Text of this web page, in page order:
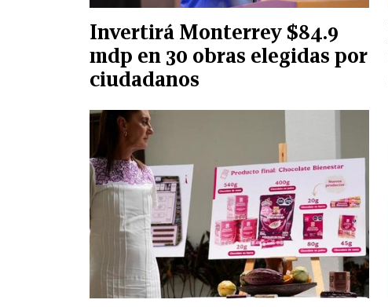
Invertirá Monterrey $84.9
mdp en 30 obras elegidas por
ciudadanos